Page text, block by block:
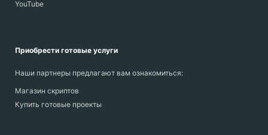
YouTube
Приобрести готовые услуги
Наши партнеры предлагают вам ознакомиться:
Магазин скриптов
Купить готовые проекты